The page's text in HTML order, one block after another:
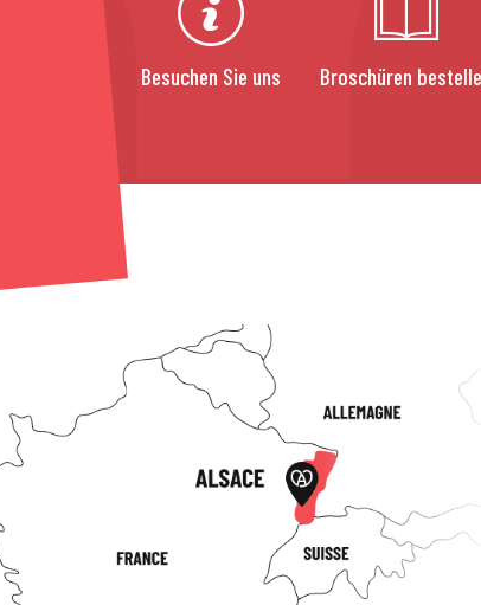
Besuchen Sie uns Broschüren